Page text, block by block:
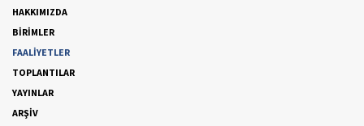
HAKKIMIZDA
BİRİMLER
FAALİYETLER
TOPLANTILAR
YAYINLAR
ARŞİV